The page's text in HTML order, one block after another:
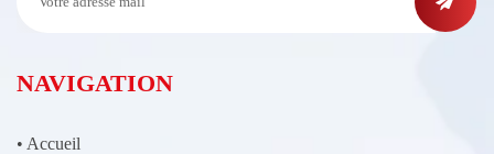
NAVIGATION
• Accueil